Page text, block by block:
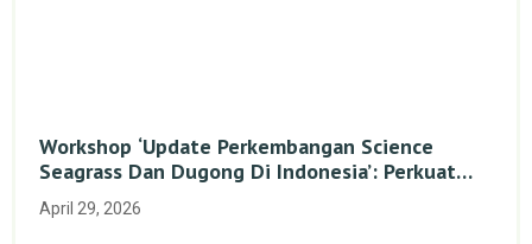
Workshop ‘Update Perkembangan Science
Seagrass Dan Dugong Di Indonesia’: Perkuat
Dasar Ilmiah Dan Kolaborasi Konservasi
April 29, 2026